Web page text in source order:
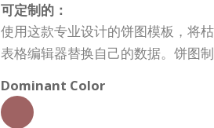
可定制的：
使用这款专业设计的饼图模板，将
表格编辑器替换自己的数据。饼图
Dominant Color